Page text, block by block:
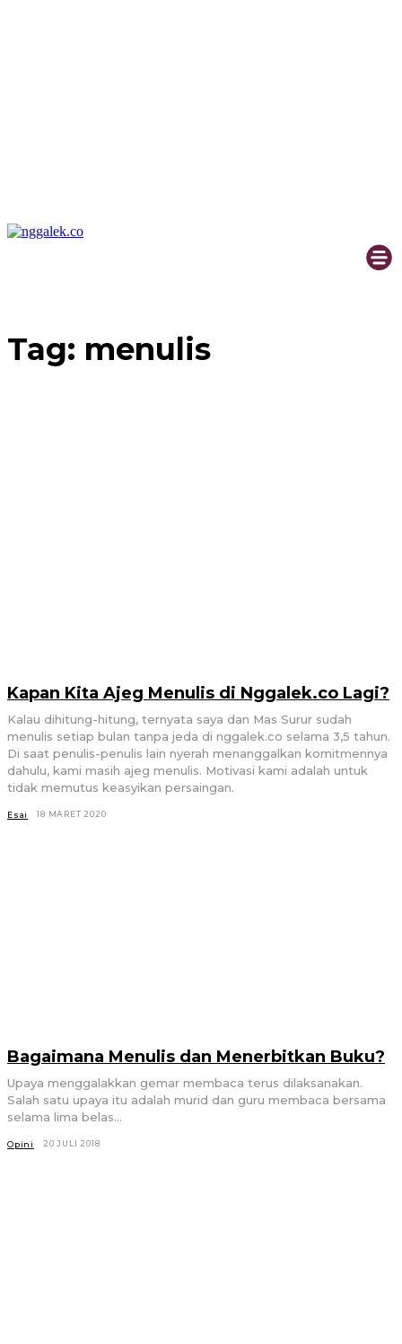
Tag: menulis
Kapan Kita Ajeg Menulis di Nggalek.co Lagi?
Kalau dihitung-hitung, ternyata saya dan Mas Surur sudah
menulis setiap bulan tanpa jeda di nggalek.co selama 3,5 tahun.
Di saat penulis-penulis lain nyerah menanggalkan komitmennya
dahulu, kami masih ajeg menulis. Motivasi kami adalah untuk
tidak memutus keasyikan persaingan.
Esai 18 MARET 2020
Bagaimana Menulis dan Menerbitkan Buku?
Upaya menggalakkan gemar membaca terus dilaksanakan.
Salah satu upaya itu adalah murid dan guru membaca bersama
selama lima belas...
Opini 20 JULI 2018